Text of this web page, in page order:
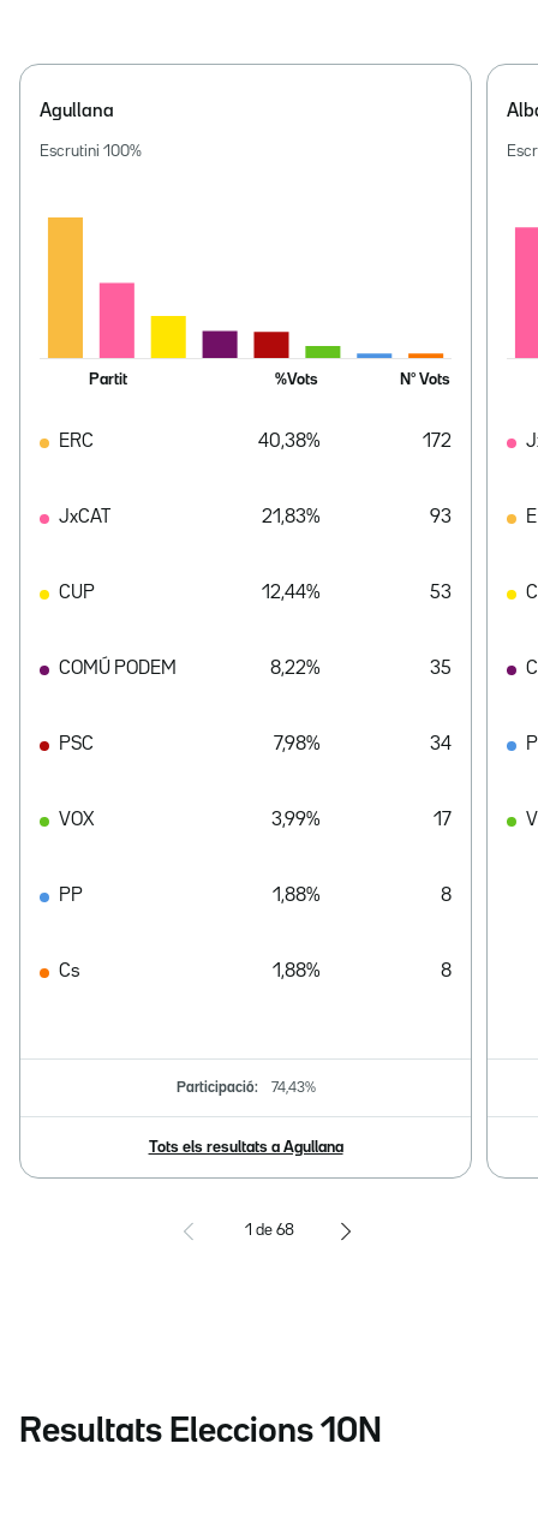
Agullana
Escrutini 100%
Partit %Vots Nº Vots
ERC 40,38% 172
JxCAT 21,83% 93
CUP 12,44% 53
COMÚ PODEM 8,22% 35
PSC 7,98% 34
VOX 3,99% 17
PP 1,88% 8
Cs 1,88% 8
Participació: 74,43%
Tots els resultats a Agullana
1 de 68
Resultats Eleccions 10N